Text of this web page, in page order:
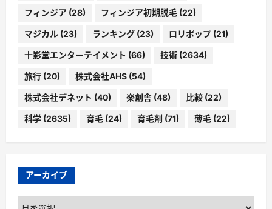
フィンジア (28) フィンジア初期脱毛 (22)
マジカル (23) ランキング (23) ロリポップ (21)
十影堂エンターテイメント (66) 技術 (2634)
旅行 (20) 株式会社AHS (54)
株式会社デネット (40) 楽創舎 (48) 比較 (22)
科学 (2635) 育毛 (24) 育毛剤 (71) 薄毛 (22)
アーカイブ
ア